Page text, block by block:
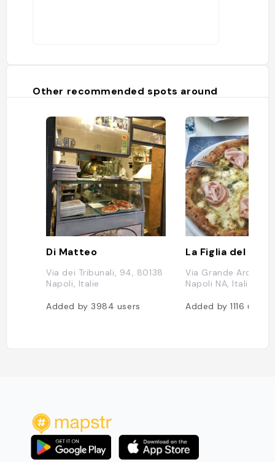
Other recommended spots around
Di Matteo
Via dei Tribunali, 94, 80138
Napoli, Italie
Added by 3984 users
Via Grande Archivio,
Napoli NA, Italie
Added by1116 users